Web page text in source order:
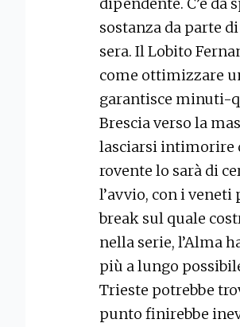
sostanza da parte
sera. Il Lobito
come ottimizzare
garantisce minuti-
Brescia verso la
lasciarsi intimorire
rovente lo sarà di
l’avvio, con i
break sul quale
nella serie, l’Alma
più a lungo
Trieste potrebbe
punto finirebbe